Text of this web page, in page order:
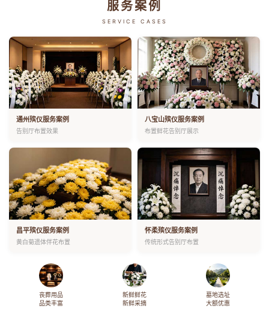
服务案例
SERVICE CASES
通州殡仪服务案例
告别厅布置效果
八宝山殡仪服务案例
布置鲜花告别厅展示
昌平殡仪服务案例
黄白菊遗体伴花布置
怀柔殡仪服务案例
传统形式告别厅布置
丧葬用品
品类丰富
新鲜鲜花
新鲜采摘
墓地选址
大额优惠